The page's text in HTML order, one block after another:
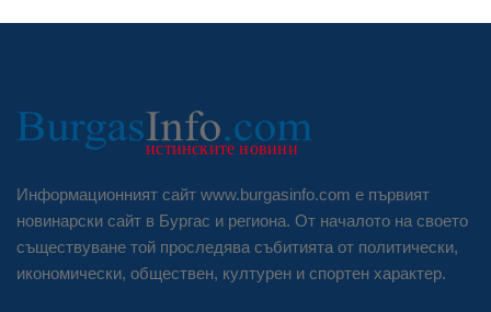
Информационният сайт www.burgasinfo.com е първият
новинарски сайт в Бургас и региона. От началото на своето
съществуване той проследява събитията от политически,
икономически, обществен, културен и спортен характер.